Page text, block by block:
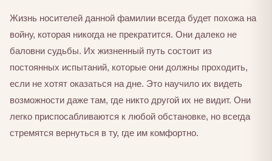
Жизнь носителей данной фамилии всегда будет похожа на
войну, которая никогда не прекратится. Они далеко не
баловни судьбы. Их жизненный путь состоит из
постоянных испытаний, которые они должны проходить,
если не хотят оказаться на дне. Это научило их видеть
возможности даже там, где никто другой их не видит. Они
легко приспосабливаются к любой обстановке, но всегда
стремятся вернуться в ту, где им комфортно.